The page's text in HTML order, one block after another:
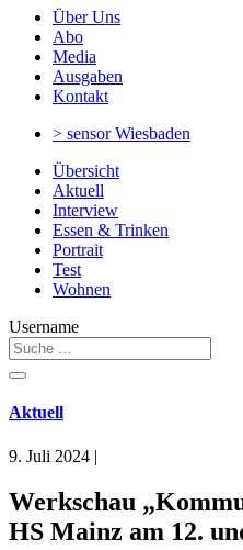
Über Uns
Abo
Media
Ausgaben
Kontakt
> sensorWiesbaden
Übersicht
Aktuell
Interview
Essen & Trinken
Portrait
Test
Wohnen
Username
Aktuell
9. Juli 2024 |
Werkschau
HS Mainz am 12.